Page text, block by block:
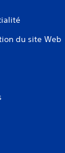
du site Web